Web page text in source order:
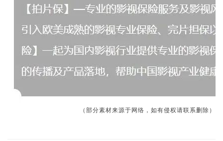
（部分素材来源于网络，如有侵权请联系删除）